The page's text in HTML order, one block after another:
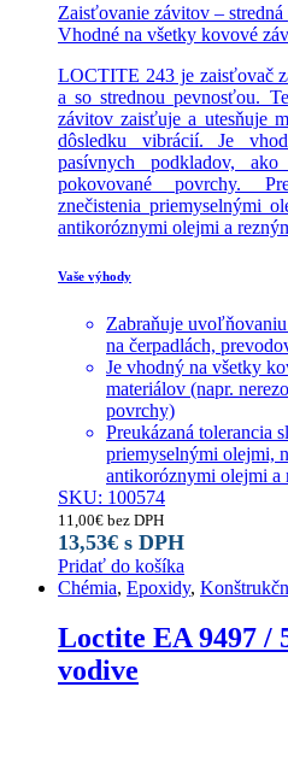
Zaisťovanie závitov –
Vhodné na všetky kovové
LOCTITE 243 je zaisťovač
a so strednou pevnosťou.
závitov zaisťuje a utesňuje
dôsledku vibrácií. Je
pasívnych podkladov,
pokovované povrchy.
znečistenia priemyselnými
antikoróznymi olejmi a
Vaše výhody
Zabraňuje
na čerpadlách,
Je vhodný na všetky
materiálov (napr.
povrchy)
Preukázaná tolerancia
priemyselnými olejmi,
antikoróznymi olejmi a
SKU: 100574
11,00€ bez DPH
13,53€ s DPH
Pridať do košíka
Chémia, Epoxidy,
Loctite EA 9497 /
vodive